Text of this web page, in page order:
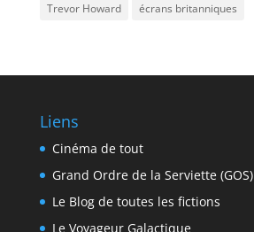
Trevor Howard
écrans britanniques
Liens
Cinéma de tout
Grand Ordre de la Serviette (GOS)
Le Blog de toutes les fictions
Le Voyageur Galactique